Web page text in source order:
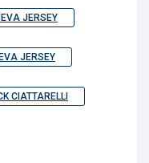
JERSEY
JERSEY
CIATTARELLI